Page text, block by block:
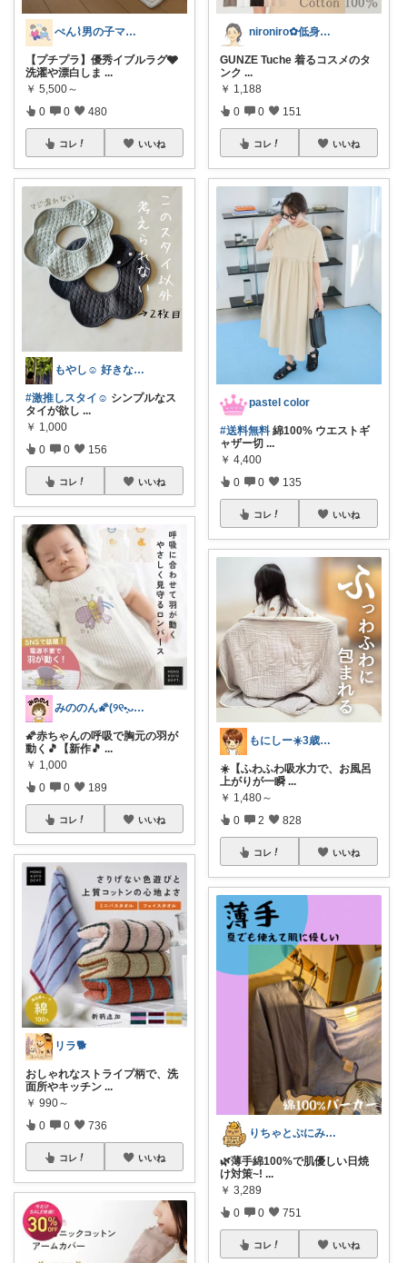
ぺん⌇男の子ママの暮らしと推し
【プチプラ】優秀イブルラグ🩶
洗濯や漂白しま ...
￥ 5,500～
0 0 480
コレ いいね
もやし☺︎ 好きなものと、すっきり暮らす
#激推しスタイ☺︎ シンプルなス
タイが欲し ...
￥ 1,000
0 0 156
コレ いいね
みののん🌠(୨୧•͈ᴗ•͈)感謝♡
🌠赤ちゃんの呼吸で胸元の羽が
動く🎵【新作🎵 ...
￥ 1,000
0 0 189
コレ いいね
リラ🐕
おしゃれなストライプ柄で、洗
面所やキッチン ...
￥ 990～
0 0 736
コレ いいね
nironiro✿低身長✧敏感肌*
GUNZE Tuche 着るコスメのタ
ンク ...
￥ 1,188
0 0 151
コレ いいね
pastel color
#送料無料 綿100% ウエストギ
ャザー切 ...
￥ 4,400
0 0 135
コレ いいね
もにしー☀️3歳娘と0歳息子のパパ🧡
☀️【ふわふわ吸水力で、お風呂
上がりが一瞬 ...
￥ 1,480～
0 2 828
コレ いいね
​りちゃとぷにみつ💎
🌿薄手綿100%で肌優しい日焼
け対策~! ...
￥ 3,289
0 0 751
コレ いいね